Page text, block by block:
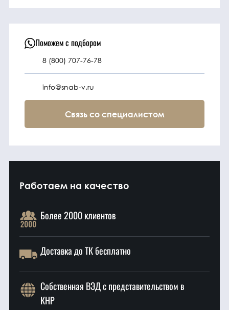
Поможем с подбором
8 (800) 707-76-78
info@snab-v.ru
Связь со специалистом
Работаем на качество
Более 2000 клиентов
Доставка до ТК бесплатно
Собственная ВЭД с представительством в
КНР